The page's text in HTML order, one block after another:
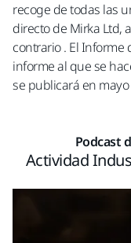
recoge de todas las
directo de Mirka Ltd,
contrario. El Informe
informe al que se
se publicará en
Podcast
Actividad